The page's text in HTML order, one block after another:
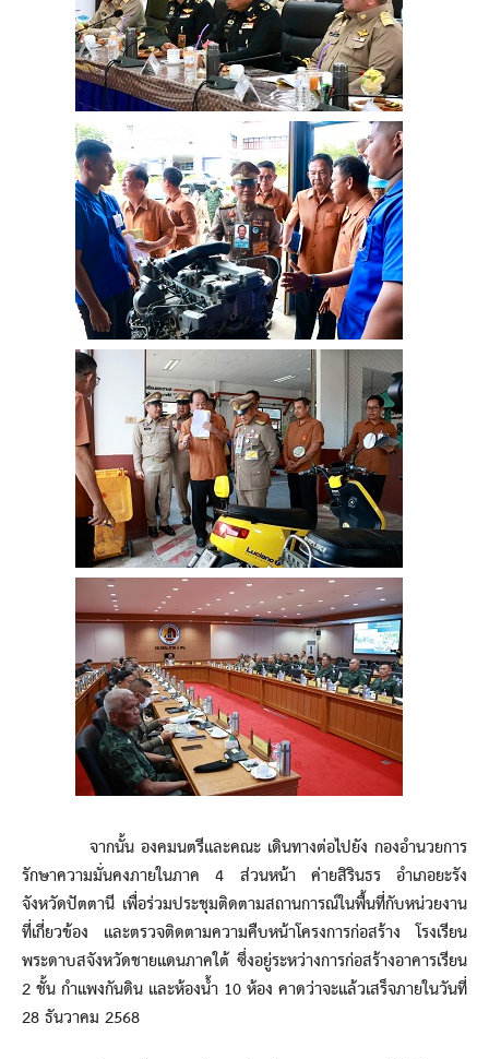
จากนั้น องคมนตรีและคณะ เดินทางต่อไปยัง กองอำนวยการ
รักษาความมั่นคงภายในภาค 4 ส่วนหน้า ค่ายสิรินธร อำเภอยะรัง
จังหวัดปัตตานี เพื่อร่วมประชุมติดตามสถานการณ์ในพื้นที่กับหน่วยงาน
ที่เกี่ยวข้อง และตรวจติดตามความคืบหน้าโครงการก่อสร้าง โรงเรียน
พระดาบสจังหวัดชายแดนภาคใต้ ซึ่งอยู่ระหว่างการก่อสร้างอาคารเรียน
2 ชั้น กำแพงกันดิน และห้องน้ำ 10 ห้อง คาดว่าจะแล้วเสร็จภายในวันที่
28 ธันวาคม 2568